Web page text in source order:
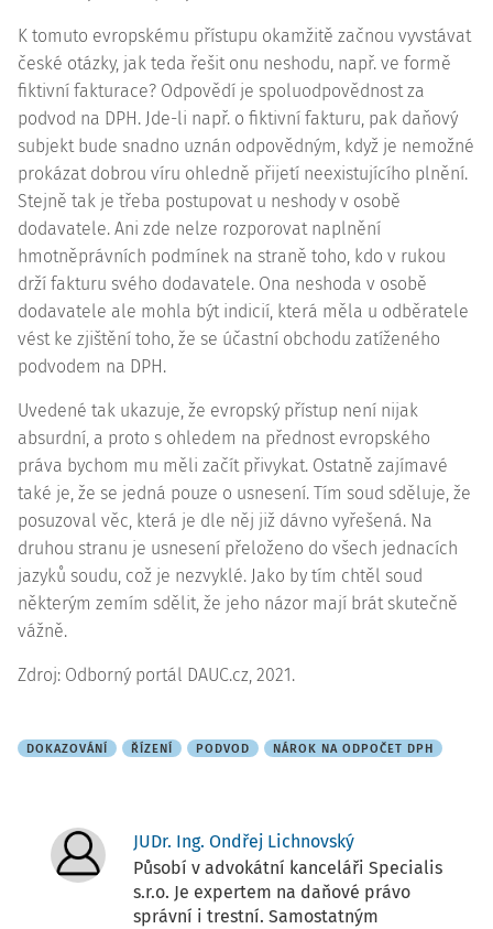
K tomuto evropskému přístupu okamžitě začnou vyvstávat
české otázky, jak teda řešit onu neshodu, např. ve formě
fiktivní fakturace? Odpovědí je spoluodpovědnost za
podvod na DPH. Jde-li např. o fiktivní fakturu, pak daňový
subjekt bude snadno uznán odpovědným, když je nemožné
prokázat dobrou víru ohledně přijetí neexistujícího plnění.
Stejně tak je třeba postupovat u neshody v osobě
dodavatele. Ani zde nelze rozporovat naplnění
hmotněprávních podmínek na straně toho, kdo v rukou
drží fakturu svého dodavatele. Ona neshoda v osobě
dodavatele ale mohla být indicií, která měla u odběratele
vést ke zjištění toho, že se účastní obchodu zatíženého
podvodem na DPH.
Uvedené tak ukazuje, že evropský přístup není nijak
absurdní, a proto s ohledem na přednost evropského
práva bychom mu měli začít přivykat. Ostatně zajímavé
také je, že se jedná pouze o usnesení. Tím soud sděluje, že
posuzoval věc, která je dle něj již dávno vyřešená. Na
druhou stranu je usnesení přeloženo do všech jednacích
jazyků soudu, což je nezvyklé. Jako by tím chtěl soud
některým zemím sdělit, že jeho názor mají brát skutečně
vážně.
Zdroj: Odborný portál DAUC.cz, 2021.
DOKAZOVÁNÍ ŘÍZENÍ PODVOD NÁROK NA ODPOČET DPH
JUDr. Ing. Ondřej Lichnovský
Působí v advokátní kanceláři Specialis
s.r.o. Je expertem na daňové právo
správní i trestní. Samostatným